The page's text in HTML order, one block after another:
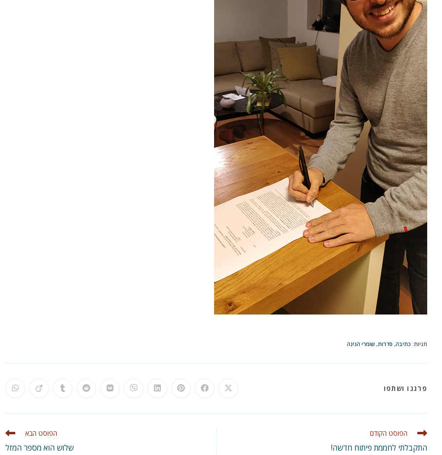
תגיות: כתיבה, סדרות, שומרי הגינה
פרגנו ושתפו Opens
in
new
Opens
in
new
Opens
in
new
Opens
in
new
Opens
in
new
Opens
in
new
Opens
in
new
Opens
in
new
Opens
in
new
in
new
לקרוא
נוספים
הפוסט הקודם
התקבלתי לחממת פיתוח חדשה!
הפוסט הבא
שלוש הוא מספר המזל